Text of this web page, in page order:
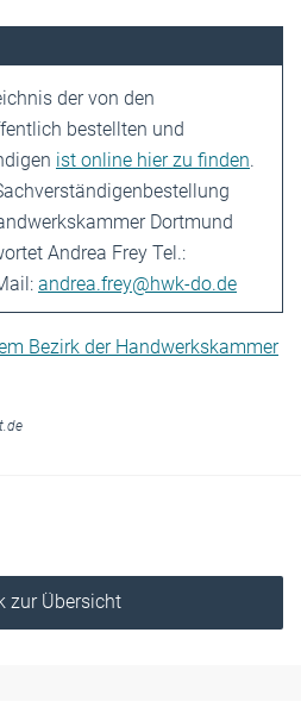
der von den
bestellten und
ist online hier zu finden.
Dortmund
Andrea Frey Tel.:
andrea.frey@hwk-do.de
Bezirk der Handwerkskammer
zur Übersicht